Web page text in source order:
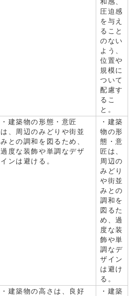
和感、
圧迫感
を与え
ること
のない
よう、
位置や
規模に
ついて
配慮す
るこ
と。
・建築物の形態・意匠
は、周辺のみどりや街並
みとの調和を図るため、
過度な装飾や単調なデザ
インは避ける。
・建築
物の形
態・意
匠は、
周辺の
みどり
や街並
みとの
調和を
図るた
め、過
度な装
飾や単
調なデ
ザイン
は避け
る。
・建築物の高さは、良好
・建築